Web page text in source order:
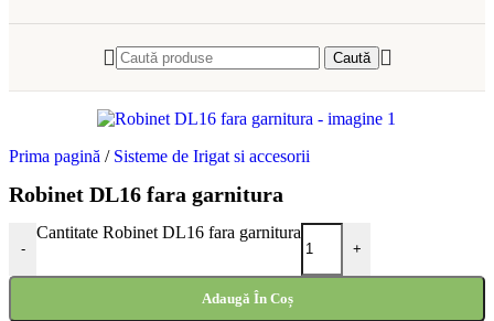
Caută
Prima pagină / Sisteme de Irigat si accesorii
Robinet DL16 fara garnitura
-
Cantitate Robinet DL16 fara garnitura
+
Adaugă În Coș